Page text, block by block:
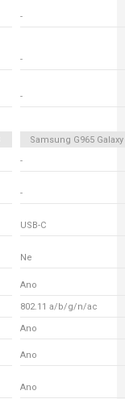
-
-
-
Samsung G965 Galaxy
-
-
USB-C
Ne
Ano
802.11 a/b/g/n/ac
Ano
Ano
Ano